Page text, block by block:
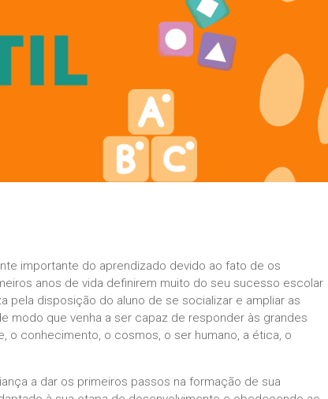
importante do aprendizado devido ao fato de os
anos de vida definirem muito do seu sucesso escolar
pela disposição do aluno de se socializar e ampliar as
modo que venha a ser capaz de responder às grandes
o conhecimento, o cosmos, o ser humano, a ética, o
a dar os primeiros passos na formação de sua